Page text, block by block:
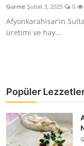
Mutfak Püf
Mekan & Lezzet
Gıda Güvenliği &
Gurme Şubat 3, 2025 0
Afyonkarahisar’ın
üretimi ve hay...
Popüler